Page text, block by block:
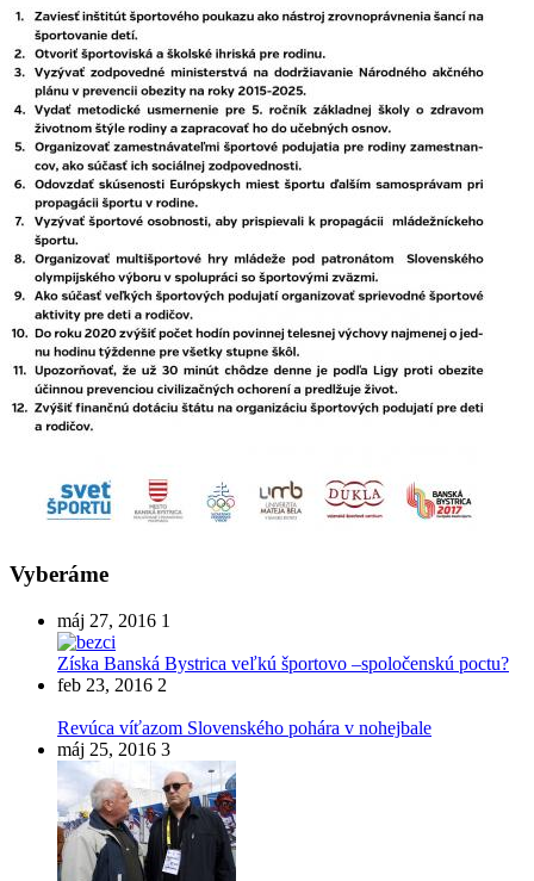
Vyberáme
máj 27, 2016 1
Získa Banská Bystrica veľkú športovo –spoločenskú poctu?
feb 23, 2016 2
Revúca víťazom Slovenského pohára v nohejbale
máj 25, 2016 3